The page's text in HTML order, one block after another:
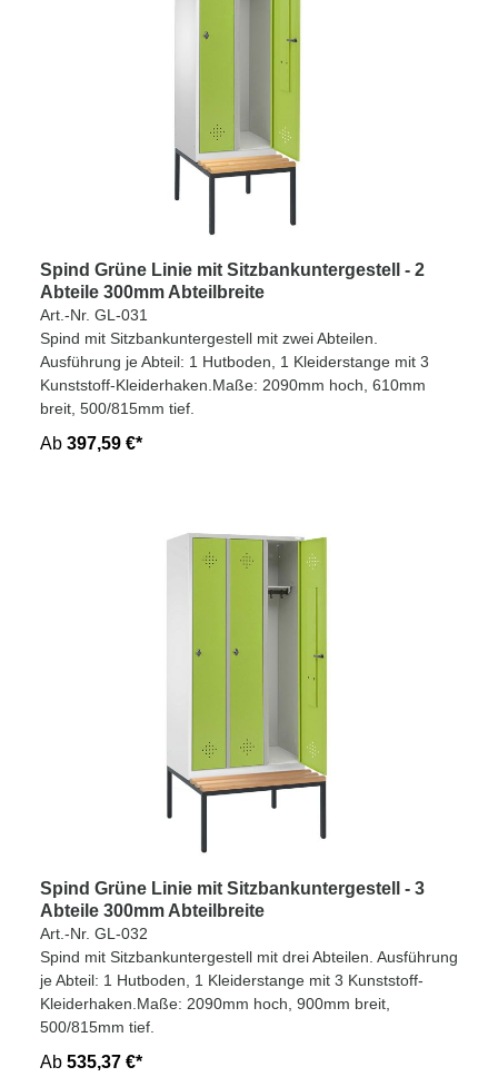
Spind Grüne Linie mit Sitzbankuntergestell - 2
Abteile 300mm Abteilbreite
Art.-Nr. GL-031
Spind mit Sitzbankuntergestell mit zwei Abteilen.
Ausführung je Abteil: 1 Hutboden, 1 Kleiderstange mit 3
Kunststoff-Kleiderhaken.Maße: 2090mm hoch, 610mm
breit, 500/815mm tief.
Ab 397,59 €*
Spind Grüne Linie mit Sitzbankuntergestell - 3
Abteile 300mm Abteilbreite
Art.-Nr. GL-032
Spind mit Sitzbankuntergestell mit drei Abteilen. Ausführung
je Abteil: 1 Hutboden, 1 Kleiderstange mit 3 Kunststoff-
Kleiderhaken.Maße: 2090mm hoch, 900mm breit,
500/815mm tief.
Ab 535,37 €*